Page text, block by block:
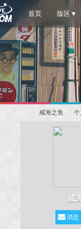
首页 版区▼
咸海之鱼
咸
消息